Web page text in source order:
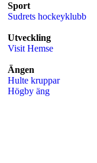
Sport
Sudrets hockeyklubb
Utveckling
Visit Hemse
Ängen
Hulte kruppar
Högby äng